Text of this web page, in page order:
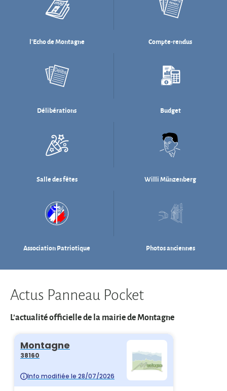
Délibérations Budget
Salle des fêtes Willi Münzenberg
Association Patriotique Photos anciennes
Actus Panneau Pocket
L'actualité officielle de la mairie de Montagne